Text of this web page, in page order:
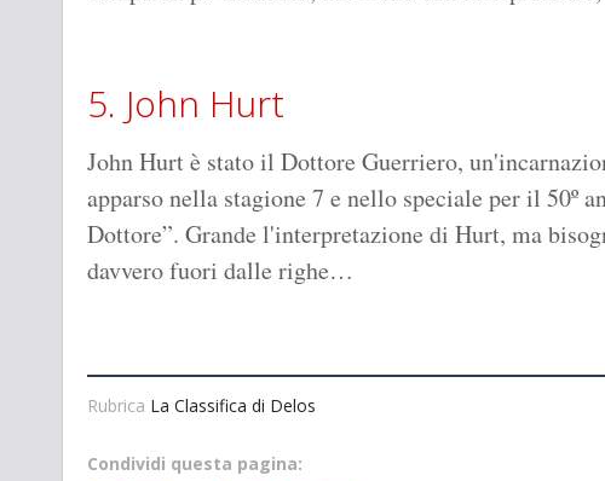
5. John Hurt
John Hurt è stato il Dottore Guerriero,
apparso nella stagione 7 e nello speciale per il 50º
Dottore”. Grande l'interpretazione di Hurt, ma
davvero fuori dalle righe…
Rubrica La Classifica di Delos
Condividi questa pagina: